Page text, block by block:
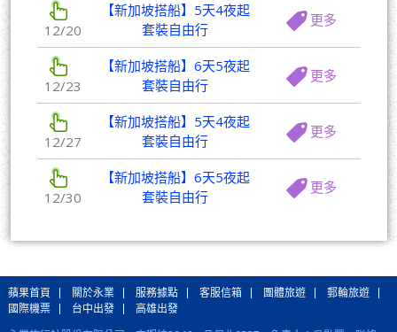
12/20
【新加坡搭船】5天4夜起
套裝自由行
更多
12/23
【新加坡搭船】6天5夜起
套裝自由行
更多
12/27
【新加坡搭船】5天4夜起
套裝自由行
更多
12/30
【新加坡搭船】6天5夜起
套裝自由行
更多
蘋果首頁 關於永業 服務據點 客服信箱 團體旅遊
郵輪旅遊
國際機票
台中出發
高雄出發